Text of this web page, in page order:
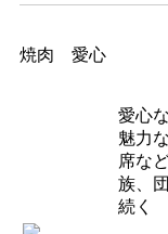
焼肉 愛心
愛心
魅力
席な
族、
続く